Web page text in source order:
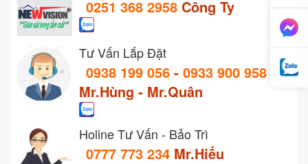
0251 368 2958 Công Ty
Tư Vấn Lắp Đặt
0938 199 056 - 0933 900 958
Mr.Hùng - Mr.Quân
Holine Tư Vấn - Bảo Trì
0777 773 234 Mr.Hiếu